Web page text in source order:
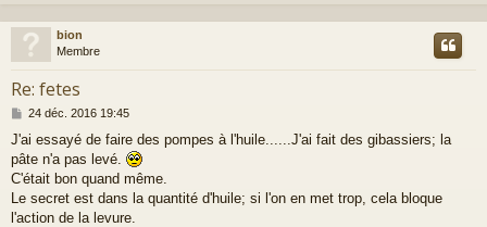
u
bion
Membre
Re: fetes
M
s
s
a
g
24 déc. 2016 19:45
J'ai essayé de faire des pompes à l'huile......J'ai fait des gibassiers; la
pâte n'a pas levé.
C'était bon quand même.
Le secret est dans la quantité d'huile; si l'on en met trop, cela bloque
l'action de la levure.